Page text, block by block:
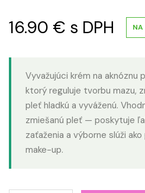
16.90 € s DPH NA
Vyvažujúci krém na aknóznu
ktorý reguluje tvorbu mazu,
pleť hladkú a vyváženú.
zmiešanú pleť — poskytuje
zaťaženia a výborne slúži
make-up.